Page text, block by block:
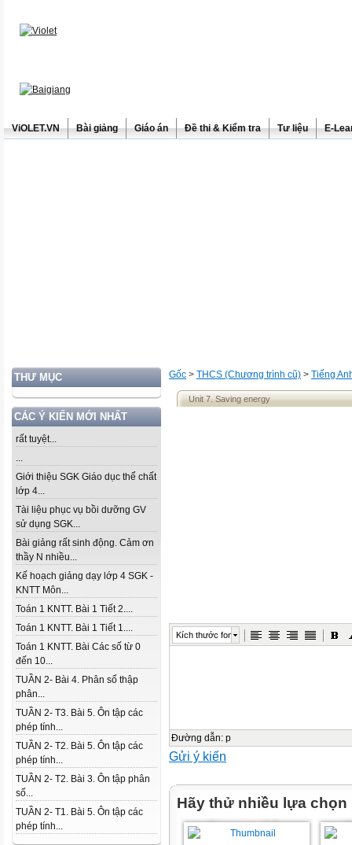
ViOLET.VN Bài giảng Giáo án Đề thi & Kiểm tra Tư liệu E-
THƯ MỤC
CÁC Ý KIẾN MỚI NHẤT
rất tuyệt...
...
Giới thiệu SGK Giáo dục thể chất
lớp 4...
Tài liệu phục vụ bồi dưỡng GV
sử dụng SGK...
Bài giảng rất sinh động. Cảm ơn
thầy N nhiều...
Kế hoạch giảng dạy lớp 4 SGK -
KNTT Môn...
Toán 1 KNTT. Bài 1 Tiết 2....
Toán 1 KNTT. Bài 1 Tiết 1....
Toán 1 KNTT. Bài Các số từ 0
đến 10...
TUẦN 2- Bài 4. Phân số thập
phân...
TUẦN 2- T3. Bài 5. Ôn tập các
phép tính...
TUẦN 2- T2. Bài 5. Ôn tập các
phép tính...
TUẦN 2- T2. Bài 3. Ôn tập phân
số...
TUẦN 2- T1. Bài 5. Ôn tập các
phép tính...
Gốc > THCS (Chương trình cũ) > Tiếng
Unit 7. Saving energy
Kích thước font
Đường dẫn: p
Gửi ý kiến
Hãy thử nhiều lựa chọn